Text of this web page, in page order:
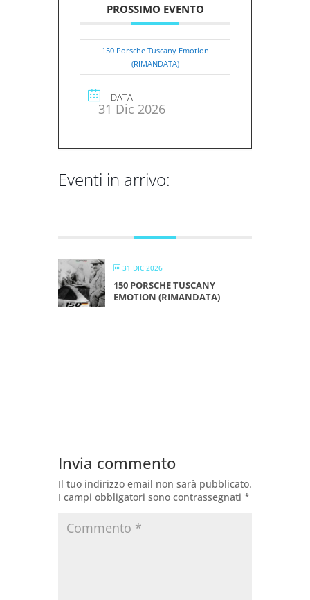
PROSSIMO EVENTO
150 Porsche Tuscany Emotion
(RIMANDATA)
DATA
31 Dic 2026
Eventi in arrivo:
31 DIC 2026
150 PORSCHE TUSCANY
EMOTION (RIMANDATA)
Invia commento
Il tuo indirizzo email non sarà pubblicato.
I campi obbligatori sono contrassegnati *